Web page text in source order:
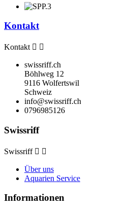
Kontakt
Kontakt  
swissriff.ch
Böhlweg 12
9116 Wolfertswil
Schweiz
info@swissriff.ch
0796985126
Swissriff
Swissriff  
Über uns
Aquarien Service
Informationen